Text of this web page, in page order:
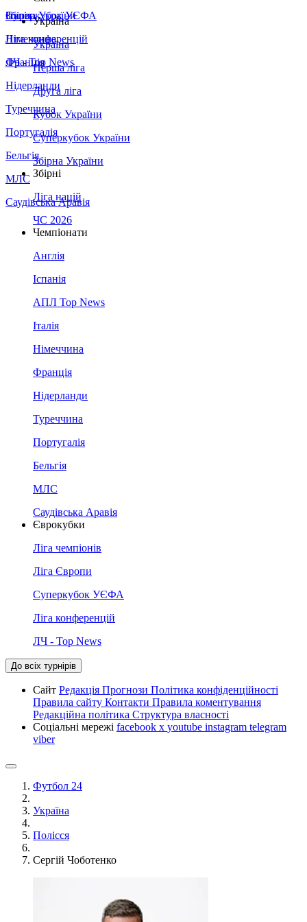
Збірна України
Італія
Німеччина
Франція
Нідерланди
Туреччина
Португалія
Бельгія
МЛС
Саудівська Аравія
Суперкубок УЄФА
Ліга конференцій
ЛЧ - Top News
Україна
Україна
Перша ліга
Друга ліга
Кубок України
Суперкубок України
Збірна України
Збірні
Ліга націй
ЧС 2026
Чемпіонати
Англія
Іспанія
АПЛ Top News
Італія
Німеччина
Франція
Нідерланди
Туреччина
Португалія
Бельгія
МЛС
Саудівська Аравія
Єврокубки
Ліга чемпіонів
Ліга Європи
Суперкубок УЄФА
Ліга конференцій
ЛЧ - Top News
До всіх турнірів
Сайт Редакція Прогнози Політика конфіденційності
Правила сайту Контакти Правила коментування
Редакційна політика Структура власності
Соціальні мережі facebook x youtube instagram telegram
viber
Футбол 24
Україна
Полісся
Сергій Чоботенко